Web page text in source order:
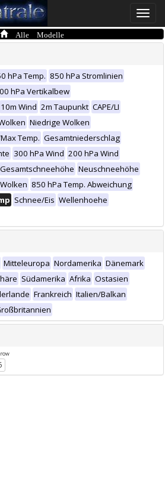
Toggle
Alle Modelle
hPa Temp. 850 hPa Stromlinien
hPa Vertikalbew
10m Wind 2m Taupunkt CAPE/LI
Niedrige Wolken
Temp. Gesamtniederschlag
300 hPa Wind 200 hPa Wind
Gesamtschneehöhe Neuschneehöhe
850 hPa Temp. Abweichung
Schnee/Eis Wellenhoehe
Mitteleuropa Nordamerika Dänemark
Südamerika Afrika Ostasien
Frankreich Italien/Balkan